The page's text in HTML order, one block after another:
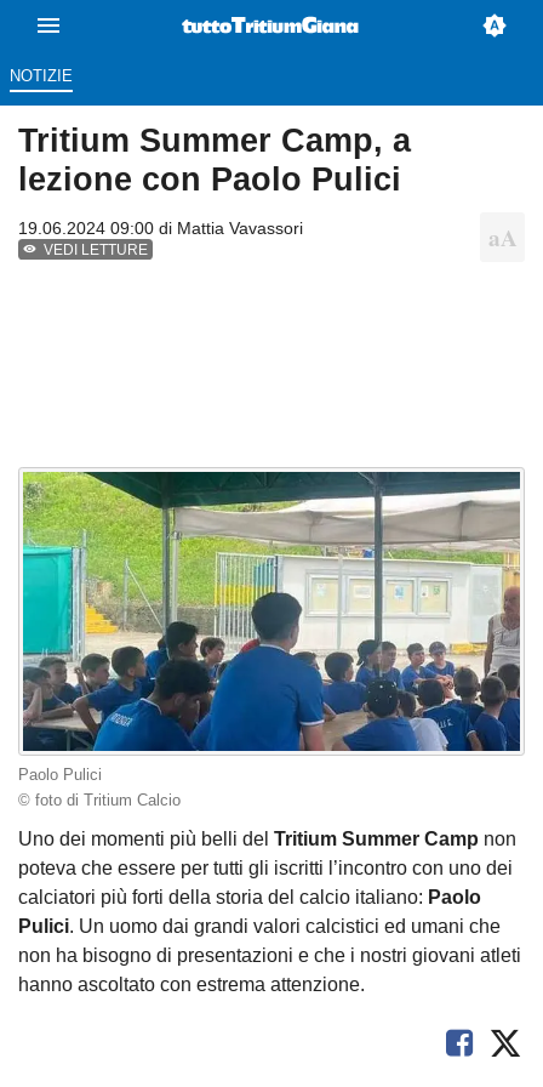
NOTIZIE
Tritium Summer Camp, a
lezione con Paolo Pulici
19.06.2024 09:00 di Mattia Vavassori
VEDI LETTURE
Paolo Pulici
© foto di Tritium Calcio
Uno dei momenti più belli del Tritium Summer Camp non
poteva che essere per tutti gli iscritti l’incontro con uno dei
calciatori più forti della storia del calcio italiano: Paolo
Pulici. Un uomo dai grandi valori calcistici ed umani che
non ha bisogno di presentazioni e che i nostri giovani atleti
hanno ascoltato con estrema attenzione.